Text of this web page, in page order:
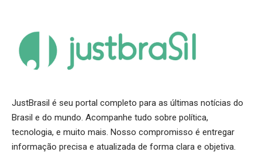
JustBrasil é seu portal completo para as últimas notícias do
Brasil e do mundo. Acompanhe tudo sobre política,
tecnologia, e muito mais. Nosso compromisso é entregar
informação precisa e atualizada de forma clara e objetiva.